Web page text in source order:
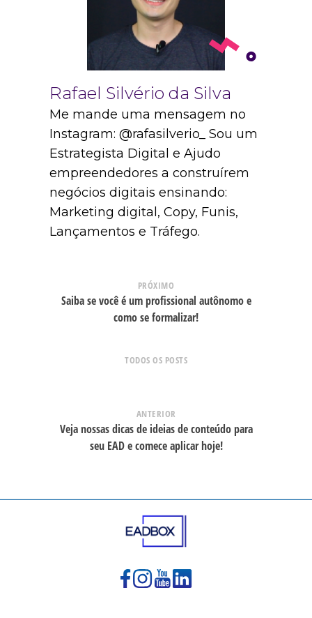
Rafael Silvério da Silva
Me mande uma mensagem no
Instagram: @rafasilverio_ Sou um
Estrategista Digital e Ajudo
empreendedores a construírem
negócios digitais ensinando:
Marketing digital, Copy, Funis,
Lançamentos e Tráfego.
PRÓXIMO
Saiba se você é um profissional autônomo e
como se formalizar!
TODOS OS POSTS
ANTERIOR
Veja nossas dicas de ideias de conteúdo para
seu EAD e comece aplicar hoje!